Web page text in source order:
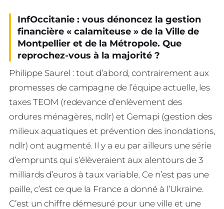
InfOccitanie : vous dénoncez la gestion
financière « calamiteuse » de la Ville de
Montpellier et de la Métropole. Que
reprochez-vous à la majorité ?
Philippe Saurel : tout d’abord, contrairement aux
promesses de campagne de l’équipe actuelle, les
taxes TEOM (redevance d’enlèvement des
ordures ménagères, ndlr) et Gemapi (gestion des
milieux aquatiques et prévention des inondations,
ndlr) ont augmenté. Il y a eu par ailleurs une série
d’emprunts qui s’élèveraient aux alentours de 3
milliards d’euros à taux variable. Ce n’est pas une
paille, c’est ce que la France a donné à l’Ukraine.
C’est un chiffre démesuré pour une ville et une